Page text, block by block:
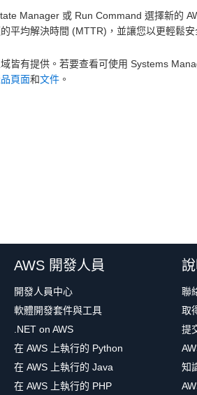
Manager 或 Run Command 選擇新的
平均解決時間 (MTTR)，並讓您以更輕鬆
皆有提供。若要查看可使用 Systems
頁面和文件 。
AWS 開發人員
開發人員中心
軟體開發套件與工具
.NET on AWS
在 AWS 上執行的 Python
在 AWS 上執行的 Java
在 AWS 上執行的 PHP
聯
取
提
知